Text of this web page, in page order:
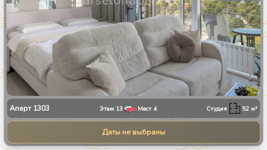
Апарт 1303 Этаж 13 Мест 4 Студия 52 м²
Даты не выбраны